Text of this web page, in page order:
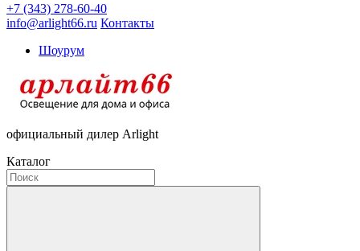
+7 (343) 278-60-40
info@arlight66.ru Контакты
Шоурум
официальный дилер Arlight
Каталог